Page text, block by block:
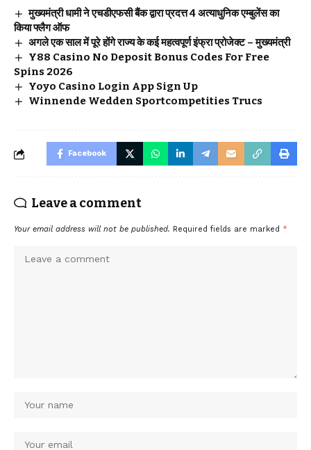
मुख्यमंत्री धामी ने एचडीएफसी बैंक द्वारा प्रदत्त 4 अत्याधुनिक एम्बुलेंस का
किया फ्लैग ऑफ
अगले एक साल में पूरे होंगे राज्य के कई महत्वपूर्ण इंफ्रा प्रोजेक्ट – मुख्यमंत्री
Y88 Casino No Deposit Bonus Codes For Free
Spins 2026
Yoyo Casino Login App Sign Up
Winnende Wedden Sportcompetities Trucs
Facebook
Leave a comment
Your email address will not be published. Required fields are marked *